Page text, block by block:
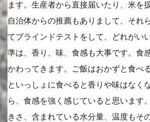
ます。生産者から直接届いたり、米を
自治体からの推薦もありまして、それ
てブラインドテストをして、どれがい
準は、香り、味、食感も大事です。食
かわってきます。ご飯はおかずと食べ
といっしょに食べると香りや味はなく
ら、食感を強く感じていると思います
きさ、含まれている水分量、温度もそ